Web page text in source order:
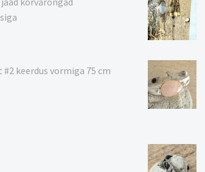
keerdus vormiga 75 cm